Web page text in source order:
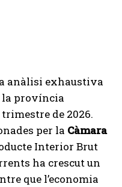
anàlisi exhaustiva
la província
de 2026.
per la Càmara
Interior Brut
ha crescut un
que l’economia